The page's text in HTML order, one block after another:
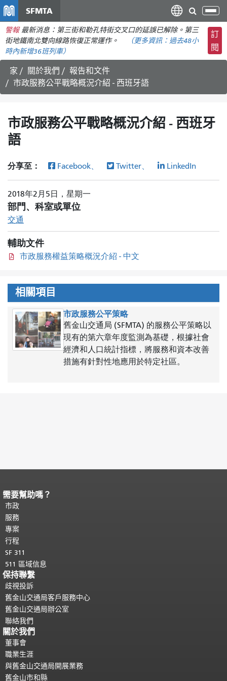
主
要
SFMTA
切
換
導
航
警報 最新消息：第三街和勒孔特街交叉口的延誤已解除。第三
街地鐵南北雙向線路恢復正常運作。
（更多資訊： 過去48小
時內新增36班列車）
訂
閱
家 關於我們
報告和文件
市政服務公平戰略概況介紹 - 西班牙語
市政服務公平戰略概況介紹 - 西班牙
語
分享至： Facebook、 Twitter、 LinkedIn
2018年2月5日，星期一
部門、科室或單位
交通
輔助文件
市政服務權益策略概況介紹 - 中文
相關項目
市政服務公平策略
舊金山交通局 (SFMTA) 的服務公平策略以
現有的第六章年度監測為基礎，根據社會
經濟和人口統計指標，將服務和資本改善
措施有針對性地應用於特定社區。
頁面內容結束。
都會重複顯示。
需要幫助嗎？
市政
服務
專案
行程
SF 311
511 區域信息
保持聯繫
歧視投訴
舊金山交通局客戶服務中心
舊金山交通局辦公室
聯絡我們
關於我們
董事會
職業生涯
與舊金山交通局開展業務
舊金山市和縣